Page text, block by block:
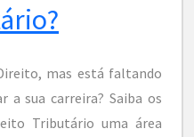
mas está faltando
a sua carreira? Saiba os
Tributário uma área